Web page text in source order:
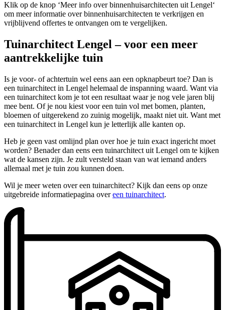
Klik op de knop ‘Meer info over binnenhuisarchitecten uit Lengel‘
om meer informatie over binnenhuisarchitecten te verkrijgen en
vrijblijvend offertes te ontvangen om te vergelijken.
Tuinarchitect Lengel – voor een meer
aantrekkelijke tuin
Is je voor- of achtertuin wel eens aan een opknapbeurt toe? Dan is
een tuinarchitect in Lengel helemaal de inspanning waard. Want via
een tuinarchitect kom je tot een resultaat waar je nog vele jaren blij
mee bent. Of je nou kiest voor een tuin vol met bomen, planten,
bloemen of uitgerekend zo zuinig mogelijk, maakt niet uit. Want met
een tuinarchitect in Lengel kun je letterlijk alle kanten op.
Heb je geen vast omlijnd plan over hoe je tuin exact ingericht moet
worden? Benader dan eens een tuinarchitect uit Lengel om te kijken
wat de kansen zijn. Je zult versteld staan van wat iemand anders
allemaal met je tuin zou kunnen doen.
Wil je meer weten over een tuinarchitect? Kijk dan eens op onze
uitgebreide informatiepagina overeen tuinarchitect.